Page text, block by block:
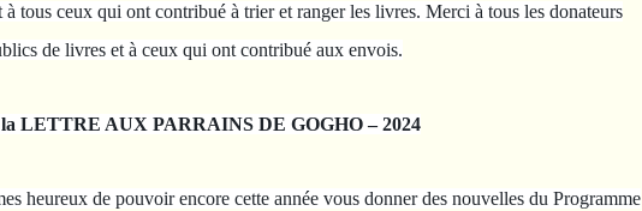
tous ceux qui ont contribué à trier et ranger les livres. Merci à tous les donateurs
de livres et à ceux qui ont contribué aux envois.
LETTRE AUX PARRAINS DE GOGHO – 2024
heureux de pouvoir encore cette année vous donner des nouvelles du Programme